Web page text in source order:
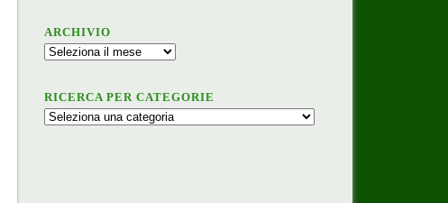
ARCHIVIO
Archivio
RICERCA PER CATEGORIE
Ricerca